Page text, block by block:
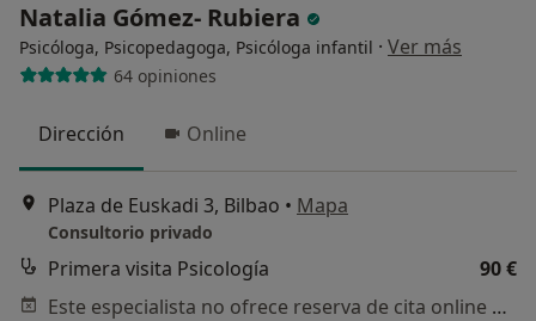
Natalia Gómez- Rubiera
Psicóloga, Psicopedagoga, Psicóloga infantil · Ver más
64 opiniones
Dirección Online
Plaza de Euskadi 3, Bilbao • Mapa
Consultorio privado
Primera visita Psicología
90 €
Este especialista no ofrece reserva de cita online en esta dirección.